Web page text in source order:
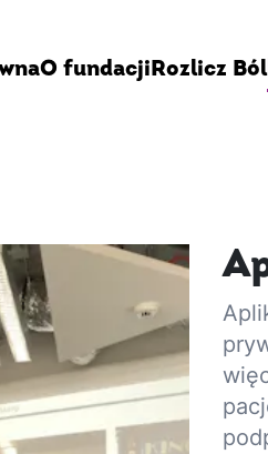
O fundacji Rozlicz Ból